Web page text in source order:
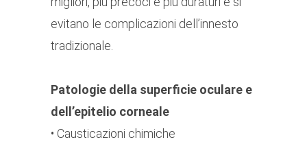
evitano le complicazioni dell’innesto
tradizionale.
Patologie della superficie oculare e
dell’epitelio corneale
• Causticazioni chimiche